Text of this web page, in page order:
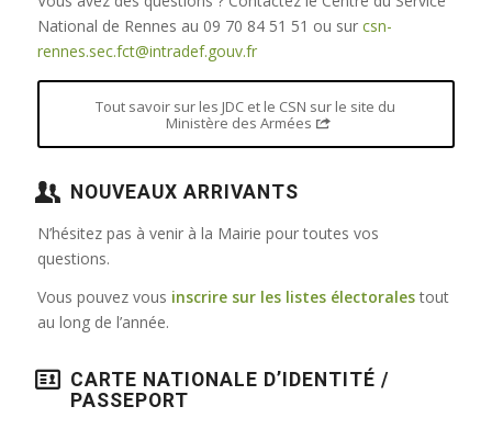
National de Rennes au 09 70 84 51 51 ou sur csn-
rennes.sec.fct@intradef.gouv.fr
Tout savoir sur les JDC et le CSN sur le site du
Ministère des Armées
NOUVEAUX ARRIVANTS
N’hésitez pas à venir à la Mairie pour toutes vos
questions.
Vous pouvez vous inscrire sur les listes électoralestout
au long de l’année.
CARTE NATIONALE D’IDENTITÉ /
PASSEPORT